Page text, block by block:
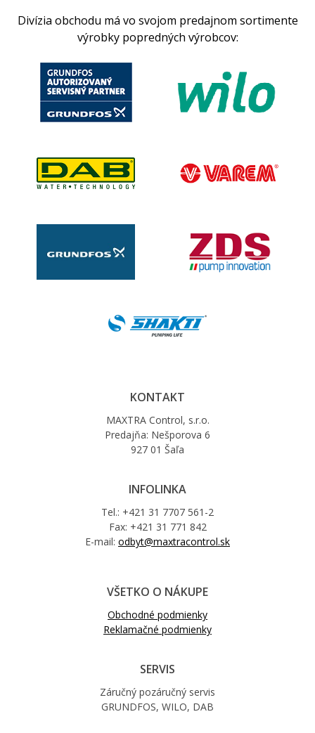
Divízia obchodu má vo svojom predajnom sortimente
výrobky popredných výrobcov:
KONTAKT
MAXTRA Control, s.r.o.
Predajňa: Nešporova 6
927 01 Šaľa
INFOLINKA
Tel.: +421 31 7707 561-2
Fax: +421 31 771 842
E-mail: odbyt@maxtracontrol.sk
VŠETKO O NÁKUPE
Obchodné podmienky
Reklamačné podmienky
SERVIS
Záručný pozáručný servis
GRUNDFOS, WILO, DAB